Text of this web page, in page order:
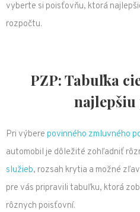
vyberte si poisťovňu, ktorá
rozpočtu.
PZP: Tabuľka
najlepšiu
Pri výbere povinného zmluvného
automobil je dôležité zohľadniť
služieb, rozsah krytia a možné
pre vás pripravili tabuľku, ktorá
rôznych poisťovní.